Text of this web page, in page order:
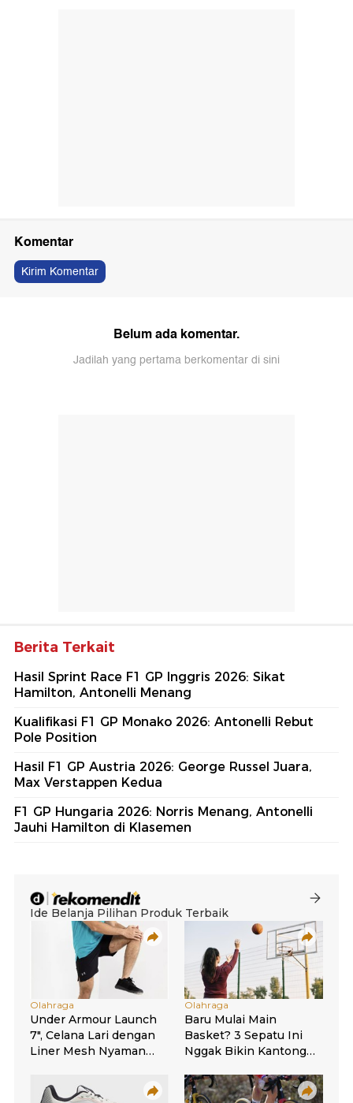
Komentar
Kirim Komentar
Belum ada komentar.
Jadilah yang pertama berkomentar di sini
Berita Terkait
Hasil Sprint Race F1 GP Inggris 2026: Sikat
Hamilton, Antonelli Menang
Kualifikasi F1 GP Monako 2026: Antonelli Rebut
Pole Position
Hasil F1 GP Austria 2026: George Russel Juara,
Max Verstappen Kedua
F1 GP Hungaria 2026: Norris Menang, Antonelli
Jauhi Hamilton di Klasemen